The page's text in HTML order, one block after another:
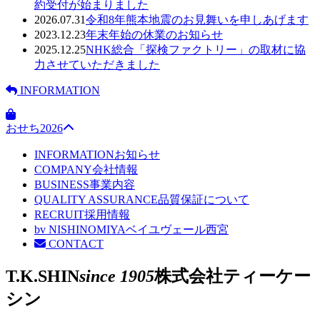
約受付が始まりました
2026.07.31令和8年熊本地震のお見舞いを申しあげます
2023.12.23年末年始の休業のお知らせ
2025.12.25NHK総合「探検ファクトリー」の取材に協
力させていただきました
INFORMATION
おせち2026
INFORMATIONお知らせ
COMPANY会社情報
BUSINESS事業内容
QUALITY ASSURANCE品質保証について
RECRUIT採用情報
bv NISHINOMIYAベイユヴェール西宮
CONTACT
T.K.SHINsince 1905株式会社ティーケー
シン